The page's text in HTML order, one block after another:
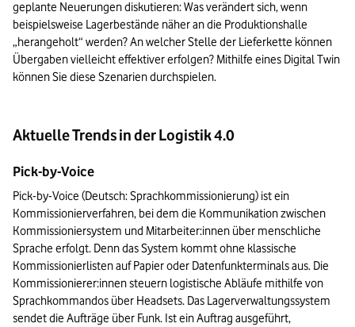
geplante Neuerungen diskutieren: Was verändert sich, wenn
beispielsweise Lagerbestände näher an die Produktionshalle
„herangeholt“ werden? An welcher Stelle der Lieferkette können
Übergaben vielleicht effektiver erfolgen? Mithilfe eines Digital Twin
können Sie diese Szenarien durchspielen.
Aktuelle Trends in der Logistik 4.0
Pick-by-Voice
Pick-by-Voice (Deutsch: Sprachkommissionierung) ist ein
Kommissionierverfahren, bei dem die Kommunikation zwischen
Kommissioniersystem und Mitarbeiter:innen über menschliche
Sprache erfolgt. Denn das System kommt ohne klassische
Kommissionierlisten auf Papier oder Datenfunkterminals aus. Die
Kommissionierer:innen steuern logistische Abläufe mithilfe von
Sprachkommandos über Headsets. Das Lagerverwaltungssystem
sendet die Aufträge über Funk. Ist ein Auftrag ausgeführt,